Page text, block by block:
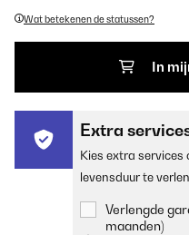
Wat betekenen de statussen?
In
Extra
Kies extra services
levensduur te
Verlengde
maanden)